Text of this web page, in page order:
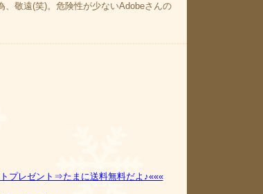
、敬遠(笑)。危険性が少ないAdobeさんの
プレゼント⇒たまに送料無料だよ♪«««